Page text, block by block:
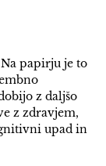
papirju je to
z daljšo
z zdravjem,
upad in